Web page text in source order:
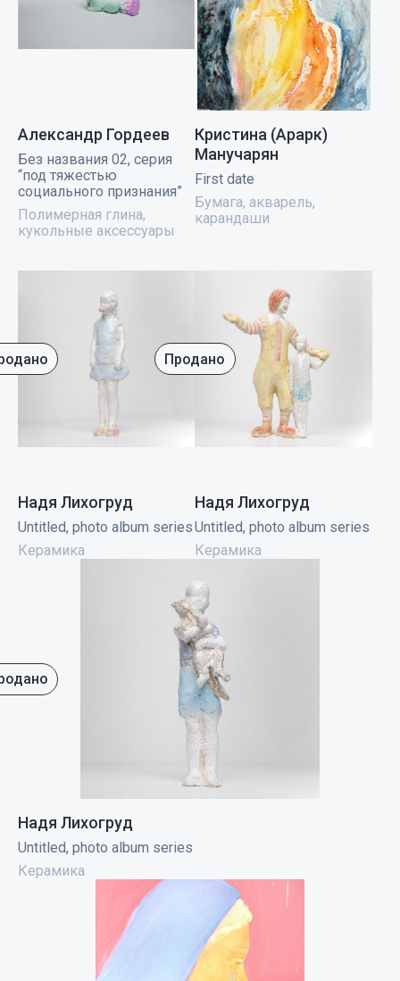
Александр Гордеев
Без названия 02, серия
“под тяжестью
социального признания”
Полимерная глина,
кукольные аксессуары
Кристина (Арарк)
Манучарян
First date
Бумага, акварель,
карандаши
Надя Лихогруд
Untitled, photo album series
Керамика
Продано
Надя Лихогруд
Untitled, photo album series
Керамика
Надя Лихогруд
Untitled, photo album series
Керамика